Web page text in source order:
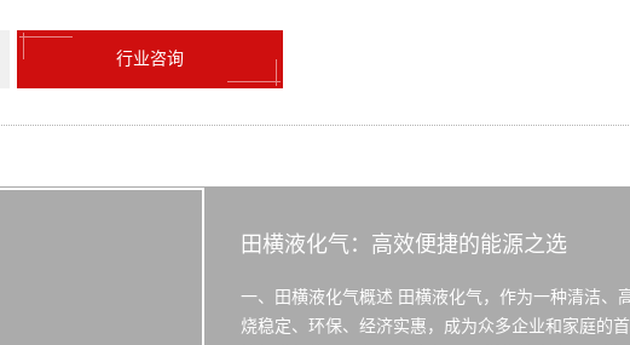
行业咨询
田横液化气：高效便捷的能源之选
一、田横液化气概述 田横液化气，作为一种清洁、
烧稳定、环保、经济实惠，成为众多企业和家庭的